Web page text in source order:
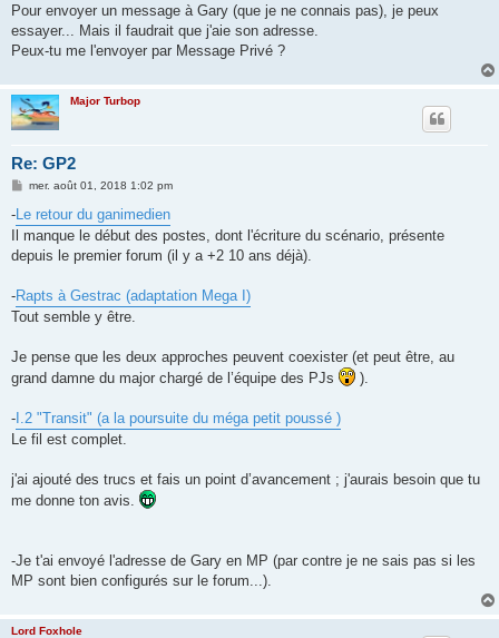
Pour envoyer un message à Gary (que je ne connais pas), je peux
essayer... Mais il faudrait que j'aie son adresse.
Peux-tu me l'envoyer par Message Privé ?
Major Turbop
Re: GP2
M
s
s
a
g
e
mer. août 01, 2018 1:02 pm
-Le retour du ganimedien
Il manque le début des postes, dont l'écriture du scénario, présente
depuis le premier forum (il y a +2 10 ans déjà).
-Rapts à Gestrac (adaptation Mega I)
Tout semble y être.
Je pense que les deux approches peuvent coexister (et peut être, au
grand damne du major chargé de l’équipe des PJs
).
-I.2 "Transit" (a la poursuite du méga petit poussé )
Le fil est complet.
j'ai ajouté des trucs et fais un point d’avancement ; j'aurais besoin que tu
me donne ton avis.
-Je t'ai envoyé l'adresse de Gary en MP (par contre je ne sais pas si les
MP sont bien configurés sur le forum...).
Lord Foxhole